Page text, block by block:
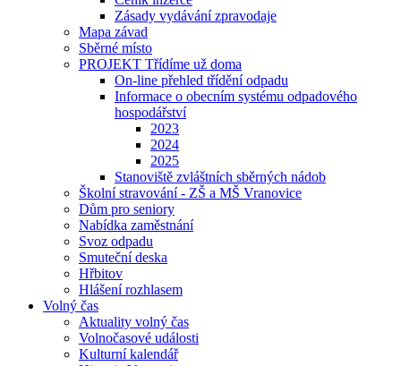
Zásady vydávání zpravodaje
Mapa závad
Sběrné místo
PROJEKT Třídíme už doma
On-line přehled třídění odpadu
Informace o obecním systému odpadového
hospodářství
2023
2024
2025
Stanoviště zvláštních sběrných nádob
Školní stravování - ZŠ a MŠ Vranovice
Dům pro seniory
Nabídka zaměstnání
Svoz odpadu
Smuteční deska
Hřbitov
Hlášení rozhlasem
Volný čas
Aktuality volný čas
Volnočasové události
Kulturní kalendář